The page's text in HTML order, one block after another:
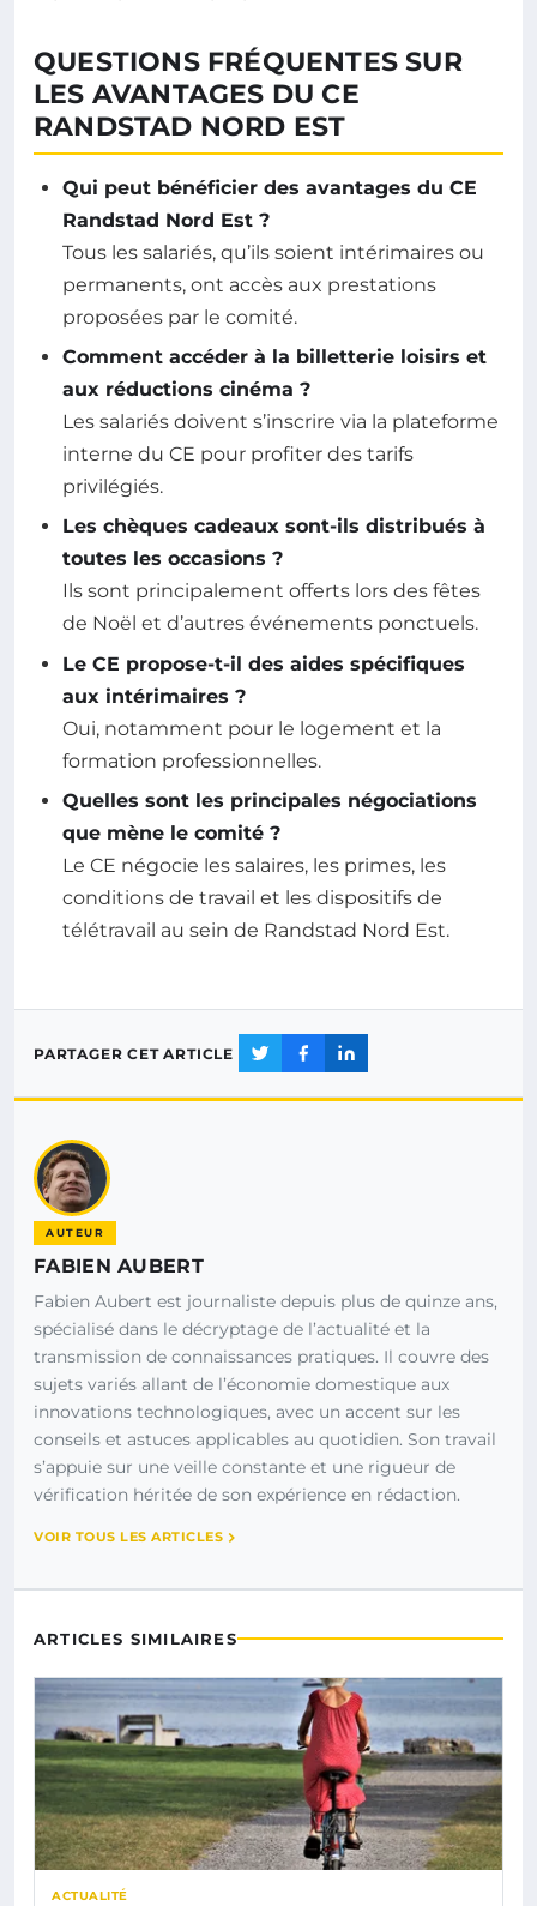
QUESTIONS FRÉQUENTES SUR
LES AVANTAGES DU CE
RANDSTAD NORD EST
Qui peut bénéficier des avantages du CE
Randstad Nord Est ?
Tous les salariés, qu’ils soient intérimaires ou
permanents, ont accès aux prestations
proposées par le comité.
Comment accéder à la billetterie loisirs et
aux réductions cinéma ?
Les salariés doivent s’inscrire via la plateforme
interne du CE pour profiter des tarifs
privilégiés.
Les chèques cadeaux sont-ils distribués à
toutes les occasions ?
Ils sont principalement offerts lors des fêtes
de Noël et d’autres événements ponctuels.
Le CE propose-t-il des aides spécifiques
aux intérimaires ?
Oui, notamment pour le logement et la
formation professionnelles.
Quelles sont les principales négociations
que mène le comité ?
Le CE négocie les salaires, les primes, les
conditions de travail et les dispositifs de
télétravail au sein de Randstad Nord Est.
PARTAGER CET ARTICLE
AUTEUR
FABIEN AUBERT
Fabien Aubert est journaliste depuis plus de quinze ans,
spécialisé dans le décryptage de l’actualité et la
transmission de connaissances pratiques. Il couvre des
sujets variés allant de l’économie domestique aux
innovations technologiques, avec un accent sur les
conseils et astuces applicables au quotidien. Son travail
s’appuie sur une veille constante et une rigueur de
vérification héritée de son expérience en rédaction.
VOIR TOUS LES ARTICLES
ARTICLES SIMILAIRES
ACTUALITÉ